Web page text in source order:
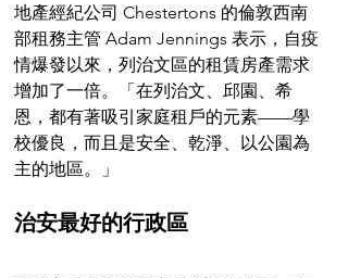
地產經紀公司 Chestertons 的倫敦西南
部租務主管 Adam Jennings 表示，自疫
情爆發以來，列治文區的租賃房產需求
增加了一倍。「在列治文、邱園、希
恩，都有著吸引家庭租戶的元素——學
校優良，而且是安全、乾淨、以公園為
主的地區。」
治安最好的行政區